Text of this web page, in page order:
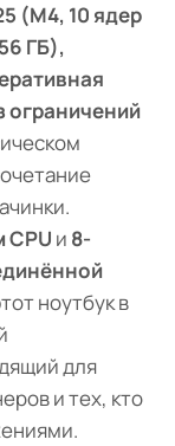
(M4, 10 ядер
ГБ),
ограничений
CPU и 8-
ноутбук в
для
и тех, кто